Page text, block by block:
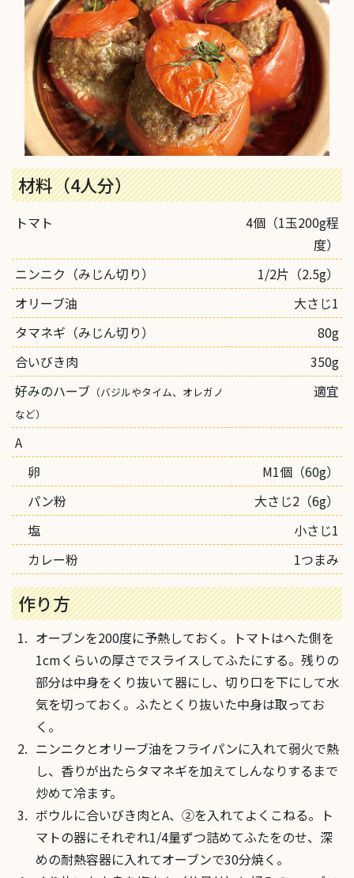
材料（4人分）
トマト
4個（1玉200g程
度）
ニンニク（みじん切り）
1/2片（2.5g）
オリーブ油
大さじ1
タマネギ（みじん切り）
80g
合いびき肉
350g
好みのハーブ （バジルやタイム、オレガノ
など）
適宜
A
卵
M1個（60g）
パン粉
大さじ2（6g）
塩
小さじ1
カレー粉
1つまみ
作り方
オーブンを200度に予熱しておく。トマトはへた側を
1cmくらいの厚さでスライスしてふたにする。残りの
部分は中身をくり抜いて器にし、切り口を下にして水
気を切っておく。ふたとくり抜いた中身は取ってお
く。
ニンニクとオリーブ油をフライパンに入れて弱火で熱
し、香りが出たらタマネギを加えてしんなりするまで
炒めて冷ます。
ボウルに合いびき肉とA、②を入れてよくこねる。ト
マトの器にそれぞれ1/4量ずつ詰めてふたをのせ、深
めの耐熱容器に入れてオーブンで30分焼く。